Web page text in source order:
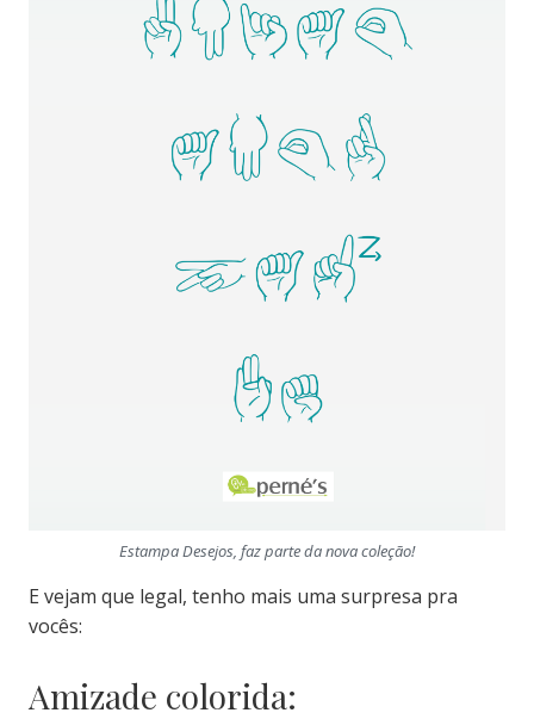
Estampa Desejos, faz parte da nova coleção!
E vejam que legal, tenho mais uma surpresa pra
vocês:
Amizade colorida: